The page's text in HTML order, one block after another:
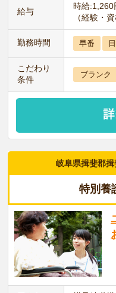
給与
時給:1,260
（経験・
勤務時間 早番
こだわり
条件
ブランク
岐阜県揖斐郡
特別養